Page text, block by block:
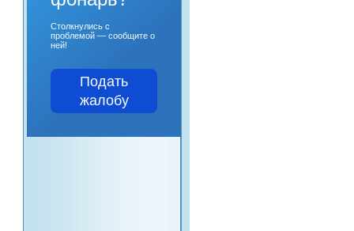
Столкнулись с
проблемой — сообщите о
ней!
Подать
жалобу